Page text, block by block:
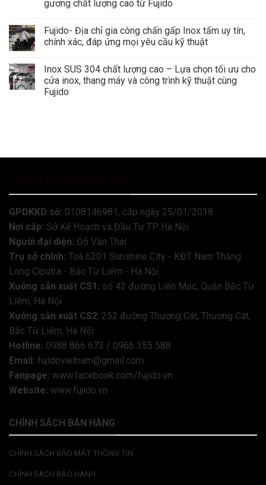
gương chất lượng cao từ Fujido
Fujido- Địa chỉ gia công chấn gấp Inox tấm uy tín,
chính xác, đáp ứng mọi yêu cầu kỹ thuật
Inox SUS 304 chất lượng cao – Lựa chọn tối ưu cho
cửa inox, thang máy và công trình kỹ thuật cùng
Fujido
GPDKKD số: 0108146981, cấp ngày 25/01/2018
Nơi cấp: Sở Kế Hoạch và Đầu Tư TP Hà Nội.
Người đại diện: Đỗ Văn Thái
Trụ sở chính: Toà 6201 Sunshine City - KĐT Nam Thăng
Long Ciputra - Bắc Từ Liêm - Hà Nội
Xưởng sản xuất CS1: số 42 đường Liên Mạc, Quận Bắc Từ
Liêm, Hà Nội
Xưởng sản xuất CS2: 252 đường Thượng Cát, Thượng Cát,
Bắc Từ Liêm, Hà Nội
Hotline: 0988 866 673 / 0966 355 588
Email: fujidovietnam@gmail.com
Fanpage: www.facebook.com/fujido.vn
Website: www.fujido.vn
CHÍNH SÁCH BÁN HÀNG
CHÍNH SÁCH BẢO MẬT THÔNG TIN
CHÍNH SÁCH BẢO HÀNH